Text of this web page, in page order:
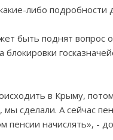
либо подробности
быть поднят вопрос
блокировки
в Крыму,
сделали. А сейчас
пенсии начислять», -